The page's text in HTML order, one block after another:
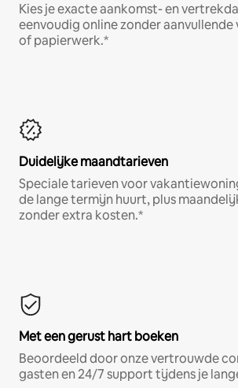
Kies je exacte aankomst- en
eenvoudig online zonder
of papierwerk.*
Duidelijke maandtarieven
Speciale tarieven voor
de lange termijn huurt, plus
zonder extra kosten.*
Met een gerust hart boeken
Beoordeeld door onze vertrouwde
gasten en 24/7 support tijdens je